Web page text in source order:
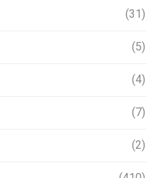
(31)
(5)
(4)
(7)
(2)